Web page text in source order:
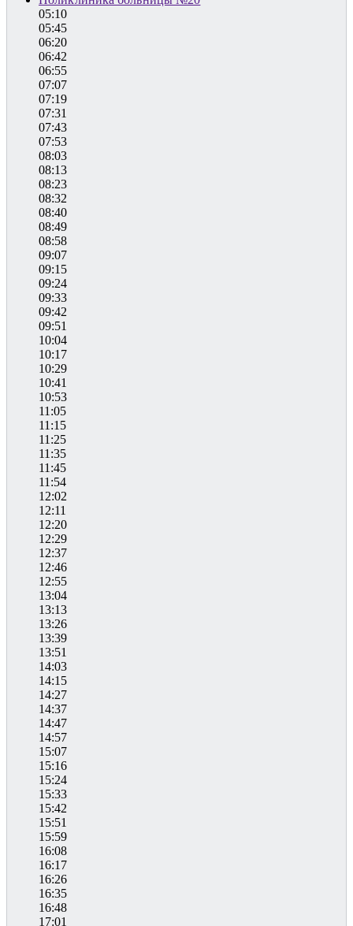
05:10
05:45
06:20
06:42
06:55
07:07
07:19
07:31
07:43
07:53
08:03
08:13
08:23
08:32
08:40
08:49
08:58
09:07
09:15
09:24
09:33
09:42
09:51
10:04
10:17
10:29
10:41
10:53
11:05
11:15
11:25
11:35
11:45
11:54
12:02
12:11
12:20
12:29
12:37
12:46
12:55
13:04
13:13
13:26
13:39
13:51
14:03
14:15
14:27
14:37
14:47
14:57
15:07
15:16
15:24
15:33
15:42
15:51
15:59
16:08
16:17
16:26
16:35
16:48
17:01